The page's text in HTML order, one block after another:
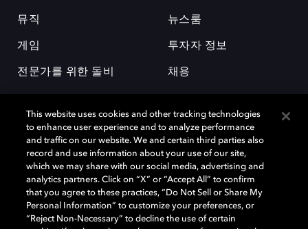
뮤직
게임
전문가를 위한 돌비
뉴스룸
투자자 정보
채용
돌비(Dolby)와 double-D 심볼은 미국 및 기타 국가 돌비래버러토리스
(Dolby Laboratories, Inc.)의 등록 및 미등록 상표이다. 그 밖에 다른 자료에
기재된 상표는 해당 상표 소유권자의 등록상표로 유지된다. © 2025 Dolby
Laboratories, Inc. All rights reserved.
This website uses cookies and other tracking technologies
to enhance user experience and to analyze performance
and traffic on our website. We and certain third parties also
record and use information about your use of our site,
which we may share with our social media, advertising and
analytics partners. Click on “X” or “Accept All” to confirm
that you agree to these practices, “Do Not Sell or Share My
Personal Information” to customize your preferences, or
“Reject Non-Necessary” to decline the use of certain